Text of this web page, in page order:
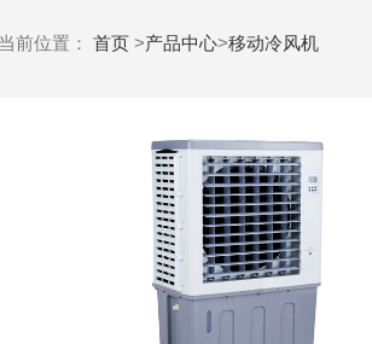
前位置： 首页 >产品中心>移动冷风机